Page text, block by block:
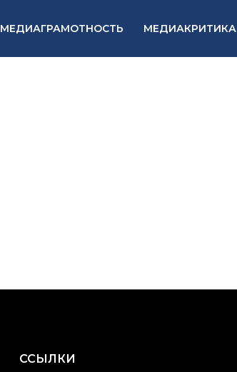
МЕДИАГРАМОТНОСТЬ МЕДИАКРИТИКА
ССЫЛКИ